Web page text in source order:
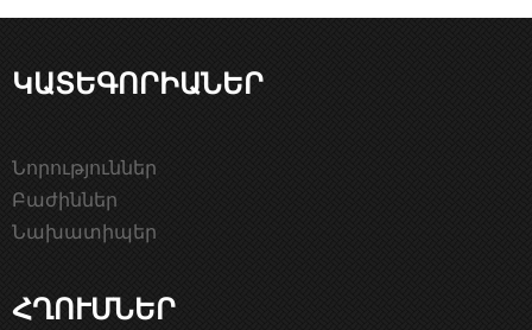
ԿԱՏԵԳՈՐԻԱՆԵՐ
Նորություններ
Բաժիններ
Նախատիպեր
ՀՂՈՒՄՆԵՐ